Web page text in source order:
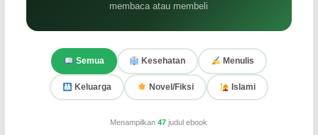
membaca atau membeli
Semua Kesehatan Menulis
Keluarga Novel/Fiksi Islami
Menampilkan47 judul ebook